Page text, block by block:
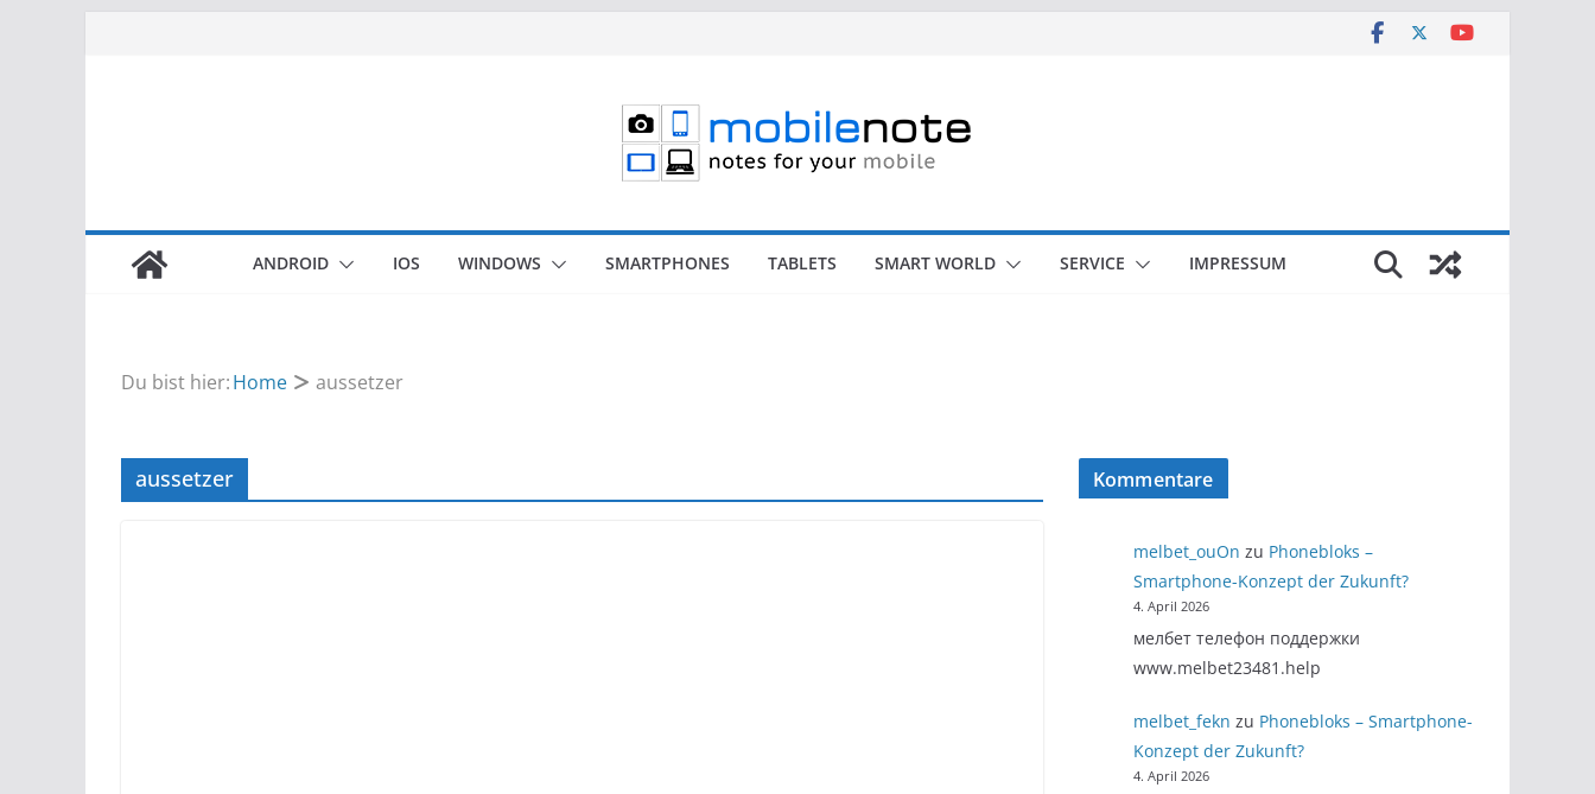
ANDROID IOS WINDOWS SMARTPHONES TABLETS SMART WORLD SERVICE IMPRESSUM
Du bist hier:Home aussetzer
aussetzer Kommentare
melbet_ouOn zu Phonebloks –
Smartphone-Konzept der Zukunft?
4. April 2026
мелбет телефон поддержки
www.melbet23481.help
melbet_fekn zu Phonebloks – Smartphone-
Konzept der Zukunft?
4. April 2026